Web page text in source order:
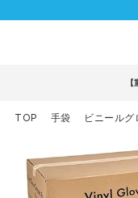
TOP 手袋 ビニール